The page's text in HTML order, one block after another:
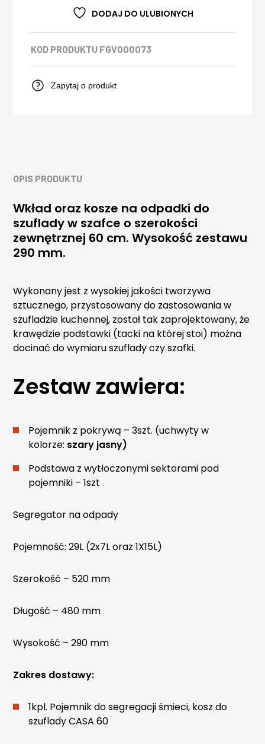
DODAJ DO ULUBIONYCH
KOD PRODUKTU FGV000073
Zapytaj o produkt
OPIS PRODUKTU
Wkład oraz kosze na odpadki do
szuflady w szafce o szerokości
zewnętrznej 60 cm. Wysokość zestawu
290 mm.
Wykonany jest z wysokiej jakości tworzywa
sztucznego, przystosowany do zastosowania w
szufladzie kuchennej, został tak zaprojektowany, że
krawędzie podstawki (tacki na której stoi) można
docinać do wymiaru szuflady czy szafki.
Zestaw zawiera:
Pojemnik z pokrywą – 3szt. (uchwyty w
kolorze: szary jasny)
Podstawa z wytłoczonymi sektorami pod
pojemniki – 1szt
Segregator na odpady
Pojemność: 29L (2x7L oraz 1X15L)
Szerokość – 520 mm
Długość – 480 mm
Wysokość – 290 mm
Zakres dostawy:
1kpl. Pojemnik do segregacji śmieci, kosz do
szuflady CASA 60